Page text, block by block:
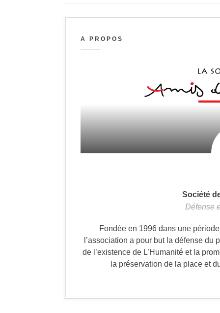
A PROPOS
Société
Défense
Fondée en 1996 dans une
l’association a pour but la défense
de l’existence de L’Humanité et la
la préservation de la place et